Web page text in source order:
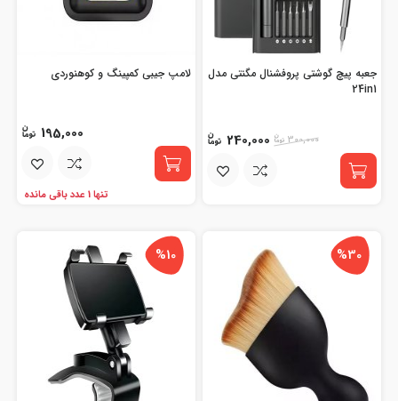
جعبه پیچ گوشتی پروفشنال مگنتی مدل
24in1
300,000
240,000
لامپ جیبی کمپینگ و کوهنوردی
195,000
تنها 1 عدد باقی مانده
%30
%10